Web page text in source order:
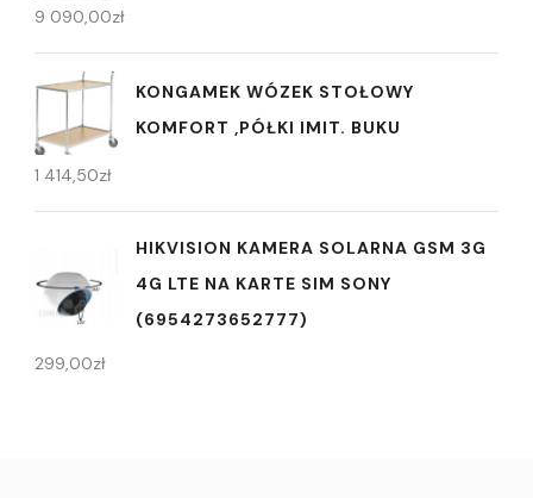
9 090,00zł
KONGAMEK WÓZEK STOŁOWY
KOMFORT ,PÓŁKI IMIT. BUKU
1 414,50zł
HIKVISION KAMERA SOLARNA GSM 3G
4G LTE NA KARTE SIM SONY
(6954273652777)
299,00zł